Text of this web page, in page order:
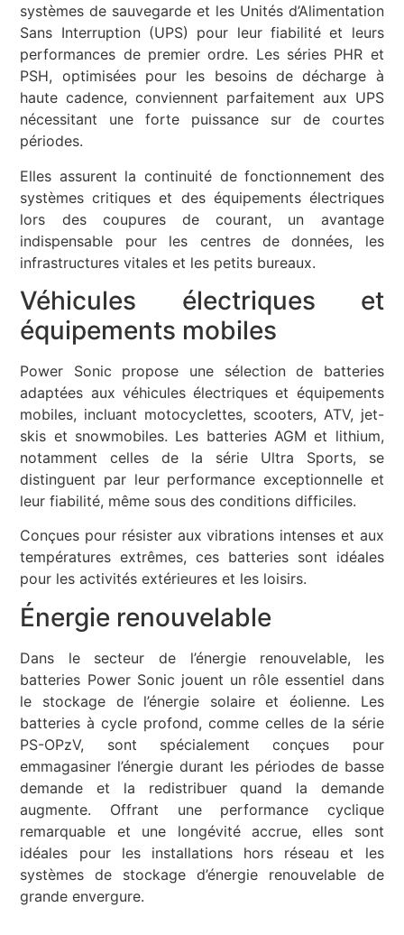
systèmes de sauvegarde et les Unités d’Alimentation
Sans Interruption (UPS) pour leur fiabilité et leurs
performances de premier ordre. Les séries PHR et
PSH, optimisées pour les besoins de décharge à
haute cadence, conviennent parfaitement aux UPS
nécessitant une forte puissance sur de courtes
périodes.
Elles assurent la continuité de fonctionnement des
systèmes critiques et des équipements électriques
lors des coupures de courant, un avantage
indispensable pour les centres de données, les
infrastructures vitales et les petits bureaux.
Véhicules électriques et
équipements mobiles
Power Sonic propose une sélection de batteries
adaptées aux véhicules électriques et équipements
mobiles, incluant motocyclettes, scooters, ATV, jet-
skis et snowmobiles. Les batteries AGM et lithium,
notamment celles de la série Ultra Sports, se
distinguent par leur performance exceptionnelle et
leur fiabilité, même sous des conditions difficiles.
Conçues pour résister aux vibrations intenses et aux
températures extrêmes, ces batteries sont idéales
pour les activités extérieures et les loisirs.
Énergie renouvelable
Dans le secteur de l’énergie renouvelable, les
batteries Power Sonic jouent un rôle essentiel dans
le stockage de l’énergie solaire et éolienne. Les
batteries à cycle profond, comme celles de la série
PS-OPzV, sont spécialement conçues pour
emmagasiner l’énergie durant les périodes de basse
demande et la redistribuer quand la demande
augmente. Offrant une performance cyclique
remarquable et une longévité accrue, elles sont
idéales pour les installations hors réseau et les
systèmes de stockage d’énergie renouvelable de
grande envergure.